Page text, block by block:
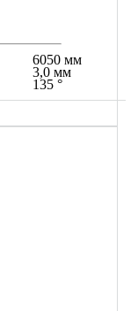
6050 мм
3,0 мм
135 °